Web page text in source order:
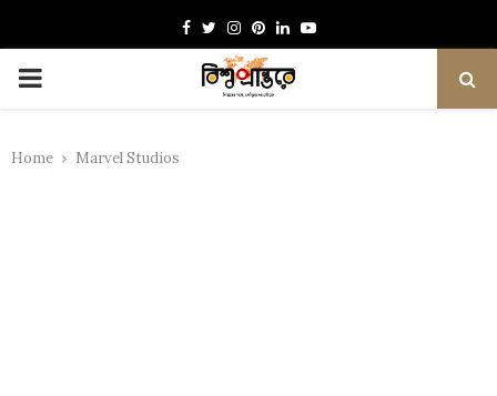
Facebook
TwitterInstagram
Pinterest
LinkedinYoutube
PRIMARY
Home Marvel Studios